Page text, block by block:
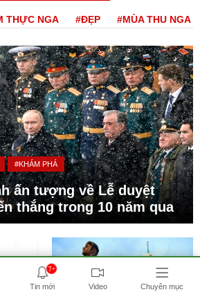
THỰC NGA #ĐẸP #MÙA THU NGA
#KHÁM PHÁ
ấn tượng về Lễ duyệt
thắng trong 10 năm qua
7+
Tin mới Video Chuyên mục